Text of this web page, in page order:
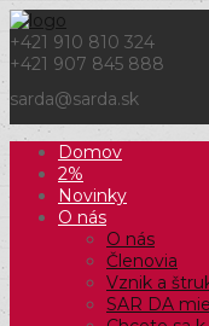
+421 910 810 324
+421 907 845 888
sarda@sarda.sk
Domov
2%
Novinky
O nás
O nás
Členovia
Vznik a
SAR DA